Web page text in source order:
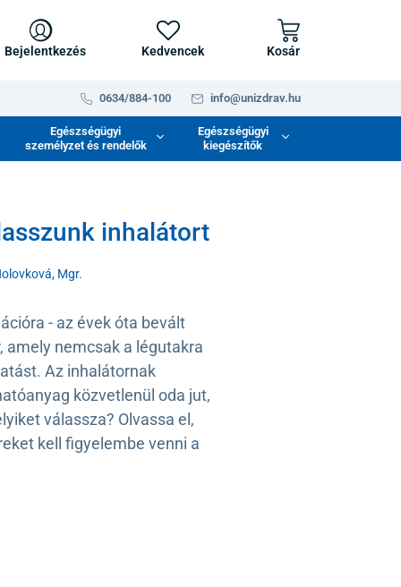
Bejelentkezés Kedvencek Kosár
0634/884-100 info@unizdrav.hu
Egészségügyi
személyzet és rendelők
Egészségügyi
kiegészítők
inhalátort
Mgr.
- az évek óta bevált
amely nemcsak a légutakra
Az inhalátornak
közvetlenül oda jut,
válassza? Olvassa el,
kell figyelembe venni a